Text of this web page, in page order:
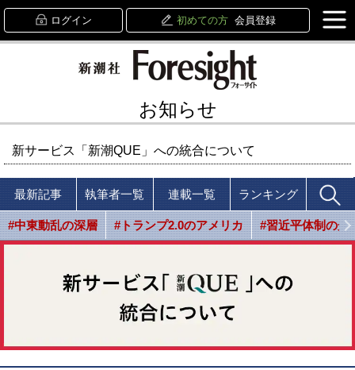
ログイン 初めての方 会員登録
お知らせ
新サービス「新潮QUE」への統合について
最新記事 執筆者一覧 連載一覧 ランキング
#中東動乱の深層 #トランプ2.0のアメリカ #習近平体制の光